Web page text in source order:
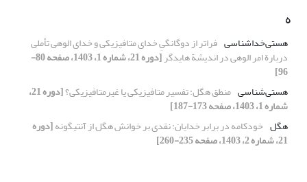
ه
هستی‌خداشناسی فراتر از دوگانگیِ خدای متافیزیکی و خدای الوهی تأملی
دربارة امر الوهی در اندیشة هایدگر [دوره 21، شماره 1، 1403، صفحه 80-
96]
هستی‌شناسی منطق هگل: تفسیر متافیزیکی یا غیرمتافیزیکی؟ [دوره 21،
شماره 1، 1403، صفحه 173-187]
هگل خودکامه در برابر خدایان: نقدی بر خوانش هگل از آنتیگونه[دوره
21، شماره 2، 1403، صفحه 235-260]